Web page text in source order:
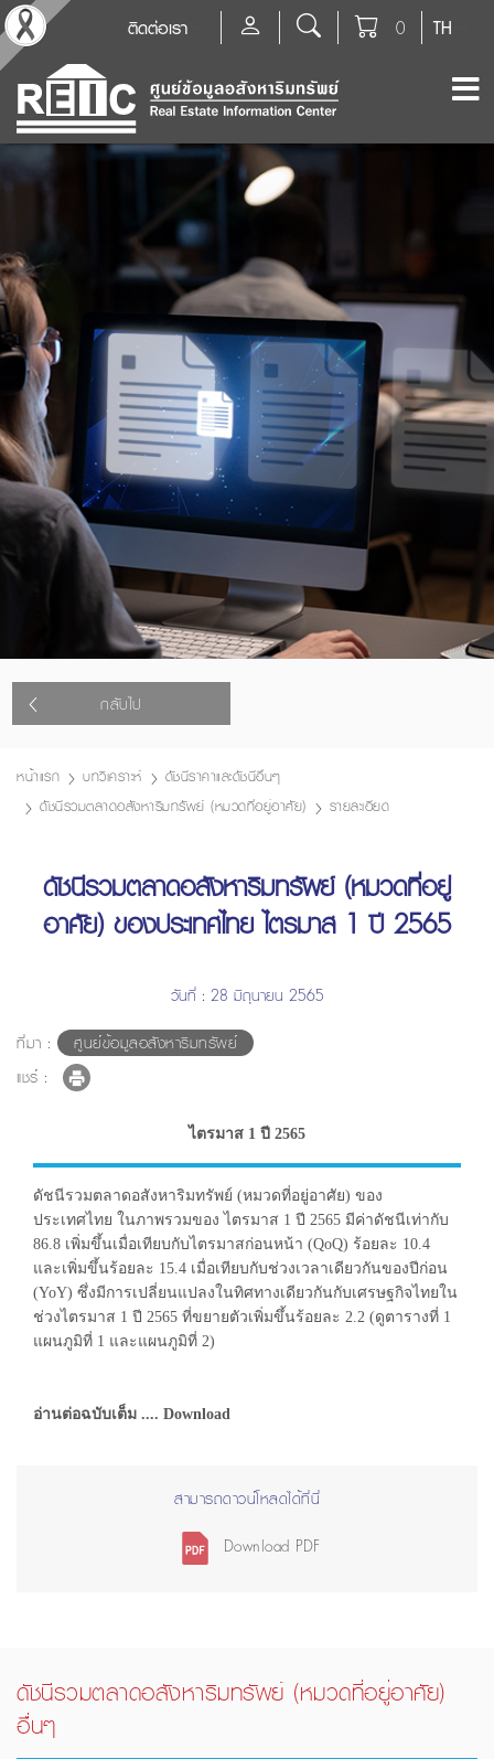
TH
0
ติดต่อเรา
กลับไป
หน้าแรก บทวิเคราะห์
ดัชนีราคาและดัชนีอื่นๆ
ดัชนีรวมตลาดอสังหาริมทรัพย์ (หมวดที่อยู่อาศัย)
รายละเอียด
ดัชนีรวมตลาดอสังหาริมทรัพย์ (หมวดที่อยู่
อาศัย) ของประเทศไทย ไตรมาส 1 ปี 2565
วันที่ : 28 มิถุนายน 2565
ที่มา :
ศูนย์ข้อมูลอสังหาริมทรัพย์
แชร์ :
ไตรมาส 1 ปี 2565
ดัชนีรวมตลาดอสังหาริมทรัพย์ (หมวดที่อยู่อาศัย) ของ
ประเทศไทย ในภาพรวมของ ไตรมาส 1 ปี 2565 มีค่าดัชนีเท่ากับ
86.8 เพิ่มขึ้นเมื่อเทียบกับไตรมาสก่อนหน้า (QoQ) ร้อยละ 10.4
และเพิ่มขึ้นร้อยละ 15.4 เมื่อเทียบกับช่วงเวลาเดียวกันของปีก่อน
(YoY) ซึ่งมีการเปลี่ยนแปลงในทิศทางเดียวกันกับเศรษฐกิจไทยใน
ช่วงไตรมาส 1 ปี 2565 ที่ขยายตัวเพิ่มขึ้นร้อยละ 2.2 (ดูตารางที่ 1
แผนภูมิที่ 1 และแผนภูมิที่ 2)
อ่านต่อฉบับเต็ม .... Download
สามารถดาวน์โหลดได้ที่นี่
Download PDF
ดัชนีรวมตลาดอสังหาริมทรัพย์ (หมวดที่อยู่อาศัย)
อื่นๆ